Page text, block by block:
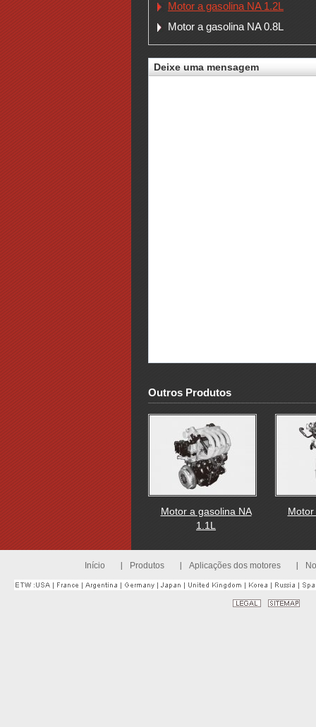
Motor a gasolina NA 1.2L
Motor a gasolina NA 0.8L
Deixe uma mensagem
Outros Produtos
Motor a gasolina NA
1.1L
Início Produtos Aplicações dos motores